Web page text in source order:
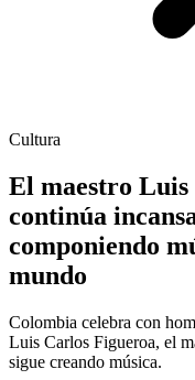
Cultura
El maestro
continúa
componiendo
mundo
Colombia celebra con
Luis Carlos Figueroa, el
sigue creando música.